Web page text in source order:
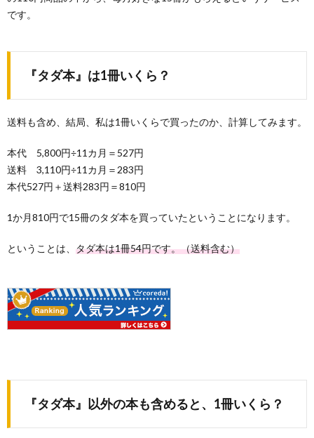
です。
『タダ本』は1冊いくら？
送料も含め、結局、私は1冊いくらで買ったのか、計算してみます。
本代 5,800円÷11カ月＝527円
送料 3,110円÷11カ月＝283円
本代527円＋送料283円＝810円
1か月810円で15冊のタダ本を買っていたということになります。
ということは、 タダ本は1冊54円です。（送料含む）
『タダ本』以外の本も含めると、1冊いくら？